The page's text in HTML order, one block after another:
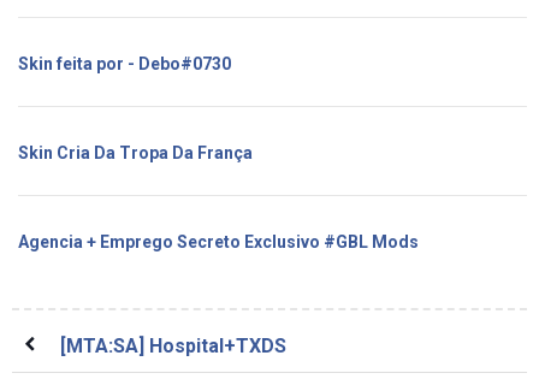
Skin feita por - Debo#0730
Skin Cria Da Tropa Da França
Agencia + Emprego Secreto Exclusivo #GBL Mods
[MTA:SA] Hospital+TXDS